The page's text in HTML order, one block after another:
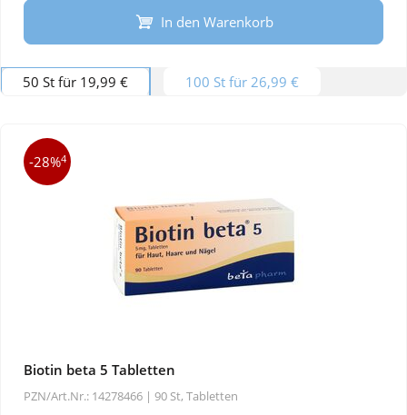
In den Warenkorb
50 St für 19,99 € 100 St für 26,99 €
-28%4
Biotin beta 5 Tabletten
PZN/Art.Nr.: 14278466 | 90 St, Tabletten